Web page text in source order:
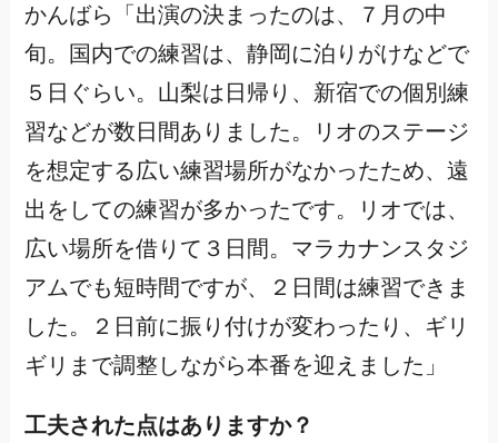
かんばら「出演の決まったのは、７月の中
旬。国内での練習は、静岡に泊りがけなどで
５日ぐらい。山梨は日帰り、新宿での個別練
習などが数日間ありました。リオのステージ
を想定する広い練習場所がなかったため、遠
出をしての練習が多かったです。リオでは、
広い場所を借りて３日間。マラカナンスタジ
アムでも短時間ですが、２日間は練習できま
した。２日前に振り付けが変わったり、ギリ
ギリまで調整しながら本番を迎えました」
工夫された点はありますか？